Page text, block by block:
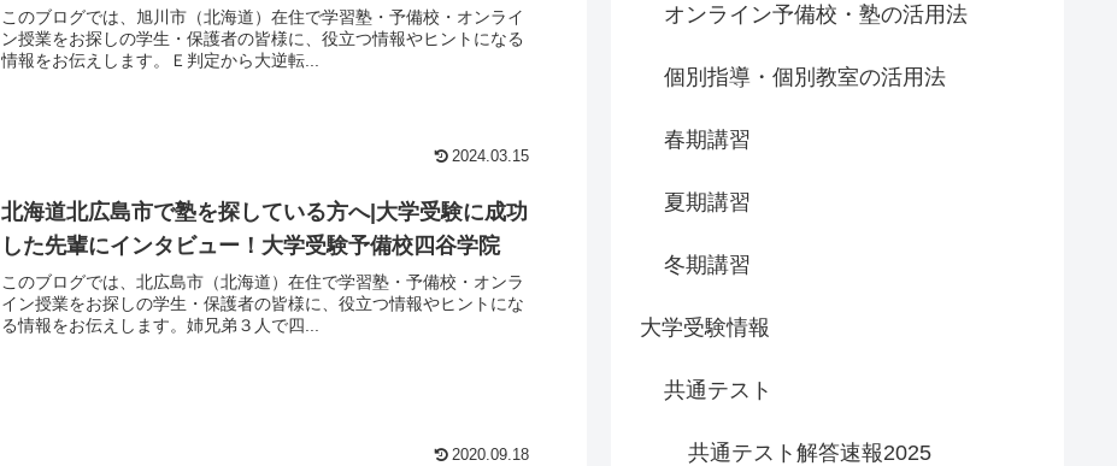
このブログでは、旭川市（北海道）在住で学習塾・予備校・オンライ
ン授業をお探しの学生・保護者の皆様に、役立つ情報やヒントになる
情報をお伝えします。Ｅ判定から大逆転...
2024.03.15
北海道北広島市で塾を探している方へ|大学受験に成功
した先輩にインタビュー！大学受験予備校四谷学院
このブログでは、北広島市（北海道）在住で学習塾・予備校・オンラ
イン授業をお探しの学生・保護者の皆様に、役立つ情報やヒントにな
る情報をお伝えします。姉兄弟３人で四...
2020.09.18
オンライン予備校・塾の活用法
個別指導・個別教室の活用法
春期講習
夏期講習
冬期講習
大学受験情報
共通テスト
共通テスト解答速報2025